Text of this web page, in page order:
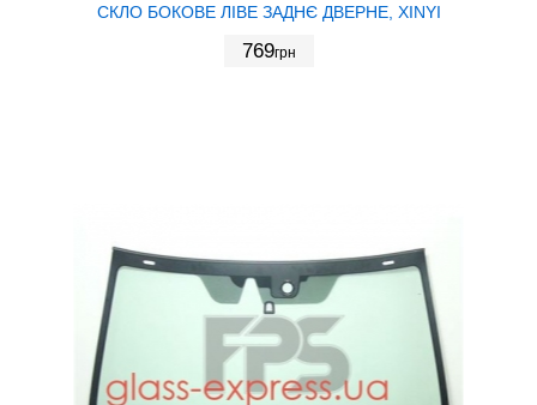
СКЛО БОКОВЕ ЛІВЕ ЗАДНЄ ДВЕРНЕ, XINYI
769грн